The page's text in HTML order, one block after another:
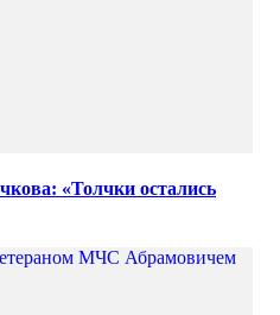
«Толчки остались